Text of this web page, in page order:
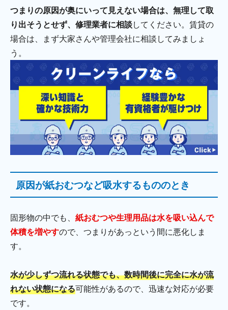
つまりの原因が奥にいって見えない場合は、無理して取
り出そうとせず、修理業者に相談してください。賃貸の
場合は、まず大家さんや管理会社に相談してみましょ
う。
原因が紙おむつなど吸水するもののとき
固形物の中でも、 紙おむつや生理用品は水を吸い込んで
体積を増やすので、つまりがあっという間に悪化しま
す。
水が少しずつ流れる状態でも、数時間後に完全に水が流
れない状態になる可能性があるので、迅速な対応が必要
です。